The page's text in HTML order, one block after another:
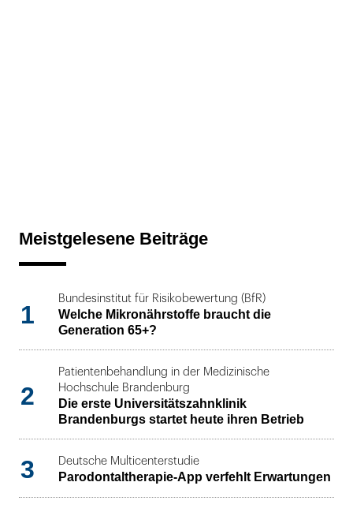
Meistgelesene Beiträge
1
Bundesinstitut für Risikobewertung (BfR)
Welche Mikronährstoffe braucht die
Generation 65+?
2
Patientenbehandlung in der Medizinische
Hochschule Brandenburg
Die erste Universitätszahnklinik
Brandenburgs startet heute ihren Betrieb
3 Deutsche Multicenterstudie
Parodontaltherapie-App verfehlt Erwartungen